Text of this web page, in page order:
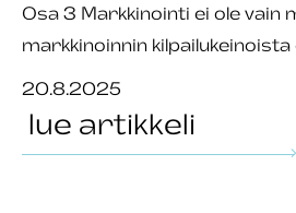
Osa 3 Markkinointi ei ole vain
markkinoinnin
20.8.2025
lue artikkeli